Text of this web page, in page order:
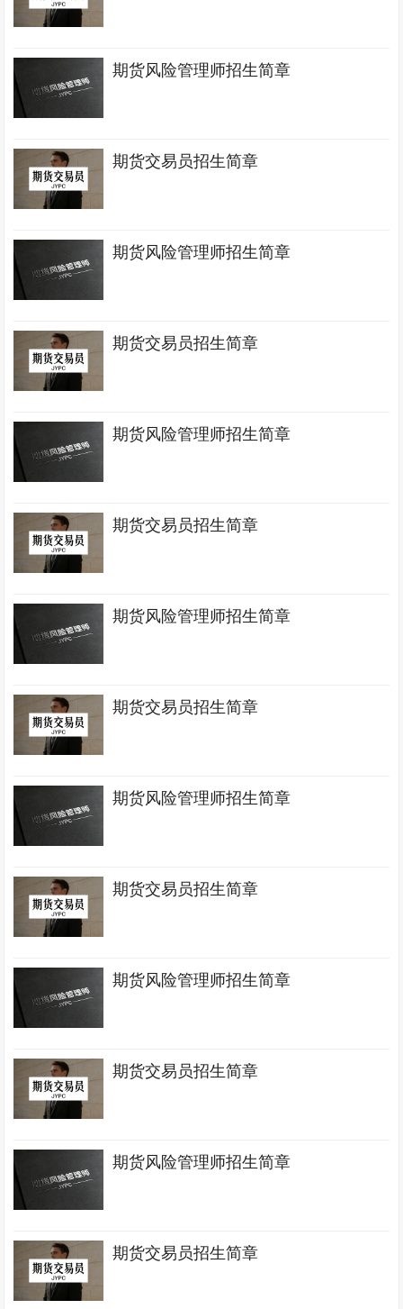
期货风险管理师招生简章
期货交易员招生简章
期货风险管理师招生简章
期货交易员招生简章
期货风险管理师招生简章
期货交易员招生简章
期货风险管理师招生简章
期货交易员招生简章
期货风险管理师招生简章
期货交易员招生简章
期货风险管理师招生简章
期货交易员招生简章
期货风险管理师招生简章
期货交易员招生简章